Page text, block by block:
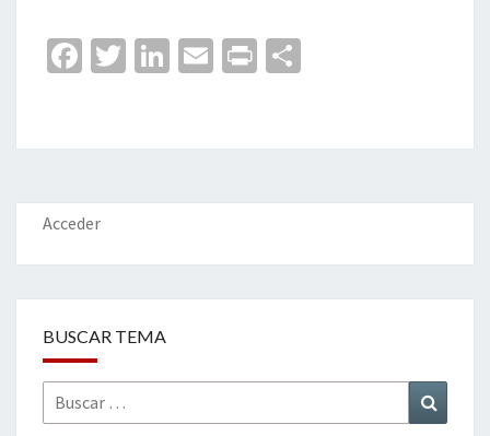
Fa
o
o
k
T
er
Li
dI
n
E
l
Pr
p
ar
Acceder
BUSCAR TEMA
Buscar
por: